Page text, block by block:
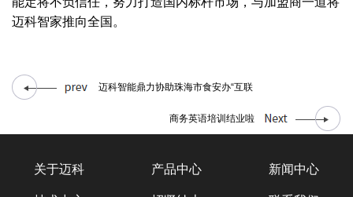
迈科智家推向全国。
迈科智能鼎力协助珠海市食安办“互联
商务英语培训结业啦
关于迈科 产品中心 新闻中心